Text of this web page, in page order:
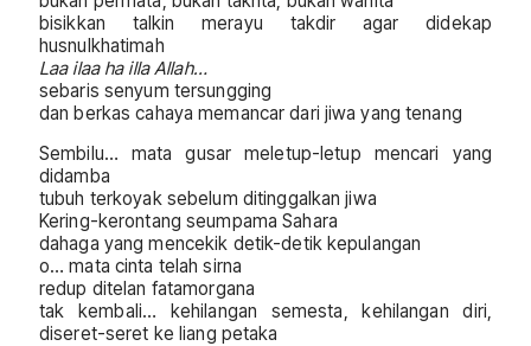
bisikkan talkin merayu takdir agar didekap
husnulkhatimah
Laa ilaa ha illa Allah…
sebaris senyum tersungging
dan berkas cahaya memancar dari jiwa yang tenang
Sembilu… mata gusar meletup-letup mencari yang
didamba
tubuh terkoyak sebelum ditinggalkan jiwa
Kering-kerontang seumpama Sahara
dahaga yang mencekik detik-detik kepulangan
o… mata cinta telah sirna
redup ditelan fatamorgana
tak kembali… kehilangan semesta, kehilangan diri,
diseret-seret ke liang petaka